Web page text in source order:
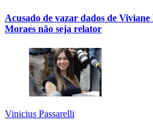
Acusado de vazar dados de
Moraes não seja relator
Vinicius Passarelli